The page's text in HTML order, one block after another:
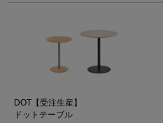
DOT【受注生産】
ドットテーブル